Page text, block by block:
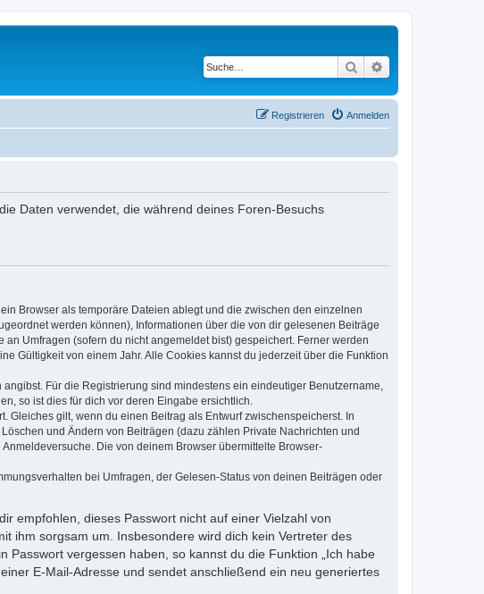
Suche
Anmelden
Registrieren
Daten verwendet, die während deines Foren-Besuchs
Browser als temporäre Dateien ablegt und die zwischen den einzelnen
werden können), Informationen über die von dir gelesenen Beiträge
Umfragen (sofern du nicht angemeldet bist) gespeichert. Ferner werden
Gültigkeit von einem Jahr. Alle Cookies kannst du jederzeit über die Funktion
Für die Registrierung sind mindestens ein eindeutiger Benutzername,
so ist dies für dich vor deren Eingabe ersichtlich.
gilt, wenn du einen Beitrag als Entwurf zwischenspeicherst. In
und Ändern von Beiträgen (dazu zählen Private Nachrichten und
Die von deinem Browser übermittelte Browser-
bei Umfragen, der Gelesen-Status von deinen Beiträgen oder
empfohlen, dieses Passwort nicht auf einer Vielzahl von
ihm sorgsam um. Insbesondere wird dich kein Vertreter des
vergessen haben, so kannst du die Funktion „Ich habe
E-Mail-Adresse und sendet anschließend ein neu generiertes